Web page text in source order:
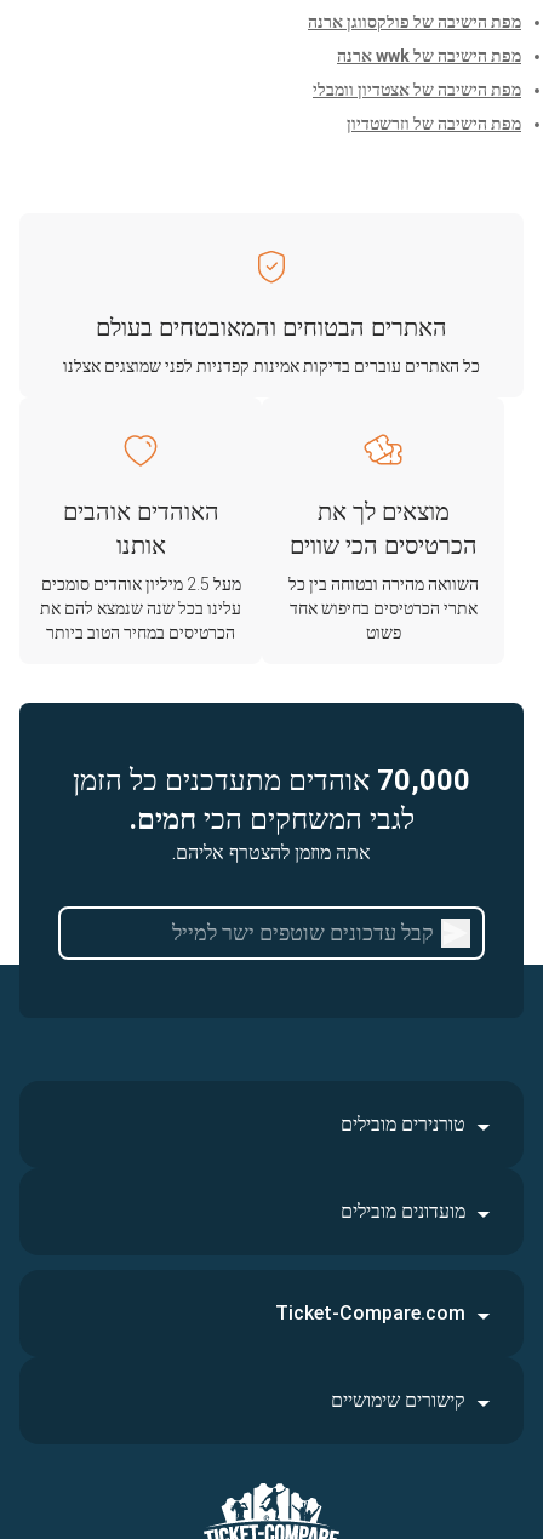
מפת הישיבה של פולקסווגן ארנה
מפת הישיבה של wwk ארנה
מפת הישיבה של אצטדיון וומבלי
מפת הישיבה של וזרשטדיון
האתרים הבטוחים והמאובטחים בעולם
כל האתרים עוברים בדיקות אמינות קפדניות לפני שמוצגים אצלנו
מוצאים לך את
הכרטיסים הכי שווים
השוואה מהירה ובטוחה בין כל
אתרי הכרטיסים בחיפוש אחד
פשוט
האוהדים אוהבים
אותנו
מעל 2.5 מיליון אוהדים סומכים
עלינו בכל שנה שנמצא להם את
הכרטיסים במחיר הטוב ביותר
70,000 אוהדים מתעדכנים כל הזמן
לגבי המשחקים הכי חמים.
אתה מוזמן להצטרף אליהם.
טורנירים מובילים
מועדונים מובילים
Ticket-Compare.com
קישורים שימושיים